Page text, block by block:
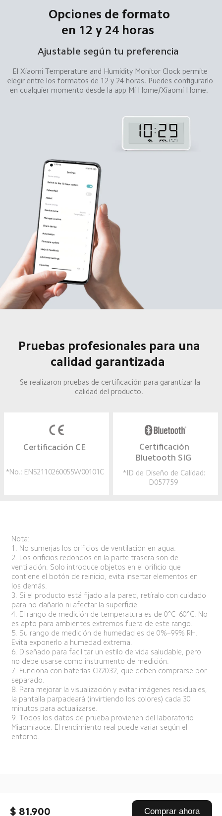
$ 81.900 Comprar ahora
Opciones de formato
en 12 y 24 horas
Ajustable según tu preferencia
El Xiaomi Temperature and Humidity Monitor Clock permite
elegir entre los formatos de 12 y 24 horas. Puedes configurarlo
en cualquier momento desde la app Mi Home/Xiaomi Home.
Pruebas profesionales para una
calidad garantizada
Se realizaron pruebas de certificación para garantizar la
calidad del producto.
Certificación CE
*No.: ENS2110260055W00101C
Certificación
Bluetooth SIG
*ID de Diseño de Calidad:
D057759
Nota:
1. No sumerjas los orificios de ventilación en agua.
2. Los orificios redondos en la parte trasera son de
ventilación. Solo introduce objetos en el orificio que
contiene el botón de reinicio, evita insertar elementos en
los demás.
3. Si el producto está fijado a la pared, retíralo con cuidado
para no dañarlo ni afectar la superficie.
4. El rango de medición de temperatura es de 0°C–60°C. No
es apto para ambientes extremos fuera de este rango.
5. Su rango de medición de humedad es de 0%–99% RH.
Evita exponerlo a humedad extrema.
6. Diseñado para facilitar un estilo de vida saludable, pero
no debe usarse como instrumento de medición.
7. Funciona con baterías CR2032, que deben comprarse por
separado.
8. Para mejorar la visualización y evitar imágenes residuales,
la pantalla parpadeará (invirtiendo los colores) cada 30
minutos para actualizarse.
9. Todos los datos de prueba provienen del laboratorio
Miaomiaoce. El rendimiento real puede variar según el
entorno.